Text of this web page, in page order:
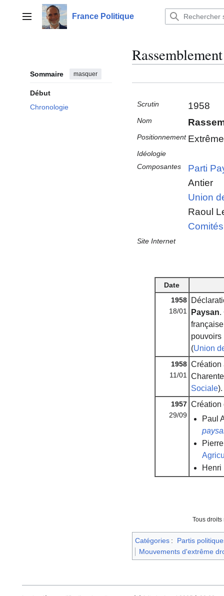
contenuMenu principalFrance Politique
Sommaire masquer
Début
Chronologie
Scrutin 1958
Nom
Positionnement
Idéologie
Composantes
Parti
Antier
Union
Raoul
Site Internet
Date
1958
18/01
Paysan.
pouvoirs
(Union
1958
11/01
Création
Sociale).
1957
29/09
Paul
Henri
Tous
Catégories :
Partis
Mouvements d'extrême